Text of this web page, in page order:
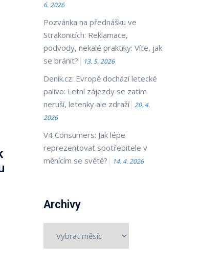
6. 2026
Pozvánka na přednášku ve
Strakonicích: Reklamace,
podvody, nekalé praktiky: Víte, jak
se bránit?
13. 5. 2026
Deník.cz: Evropě dochází letecké
palivo: Letní zájezdy se zatím
neruší, letenky ale zdraží
20. 4.
2026
V4 Consumers: Jak lépe
reprezentovat spotřebitele v
měnícím se světě?
14. 4. 2026
Archivy